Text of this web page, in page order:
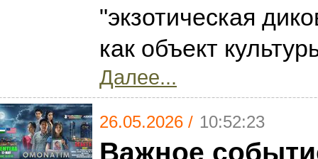
"экзотическая
как объект
Далее...
26.05.2026 / 10:52:23
Важное